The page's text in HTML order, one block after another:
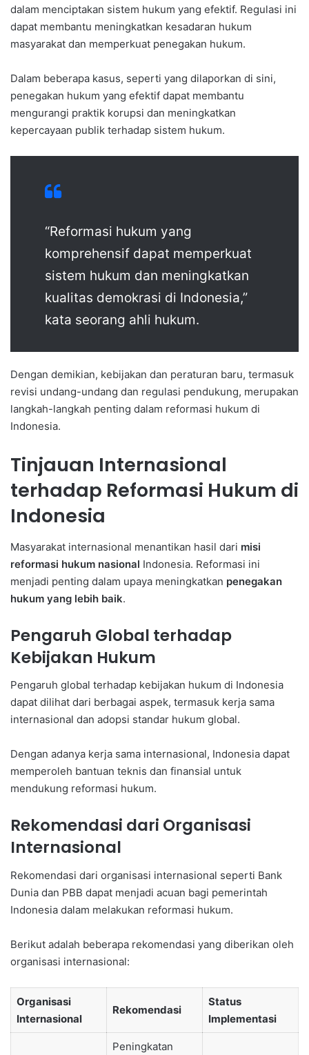
dalam menciptakan sistem hukum yang efektif. Regulasi ini
dapat membantu meningkatkan kesadaran hukum
masyarakat dan memperkuat penegakan hukum.
Dalam beberapa kasus, seperti yang dilaporkan di sini,
penegakan hukum yang efektif dapat membantu
mengurangi praktik korupsi dan meningkatkan
kepercayaan publik terhadap sistem hukum.
“Reformasi hukum yang
komprehensif dapat memperkuat
sistem hukum dan meningkatkan
kualitas demokrasi di Indonesia,”
kata seorang ahli hukum.
Dengan demikian, kebijakan dan peraturan baru, termasuk
revisi undang-undang dan regulasi pendukung, merupakan
langkah-langkah penting dalam reformasi hukum di
Indonesia.
Tinjauan Internasional
terhadap Reformasi Hukum di
Indonesia
Masyarakat internasional menantikan hasil dari misi
reformasi hukum nasional Indonesia. Reformasi ini
menjadi penting dalam upaya meningkatkan penegakan
hukum yang lebih baik.
Pengaruh Global terhadap
Kebijakan Hukum
Pengaruh global terhadap kebijakan hukum di Indonesia
dapat dilihat dari berbagai aspek, termasuk kerja sama
internasional dan adopsi standar hukum global.
Dengan adanya kerja sama internasional, Indonesia dapat
memperoleh bantuan teknis dan finansial untuk
mendukung reformasi hukum.
Rekomendasi dari Organisasi
Internasional
Rekomendasi dari organisasi internasional seperti Bank
Dunia dan PBB dapat menjadi acuan bagi pemerintah
Indonesia dalam melakukan reformasi hukum.
Berikut adalah beberapa rekomendasi yang diberikan oleh
organisasi internasional:
Organisasi
Internasional
Rekomendasi
Status
Implementasi
Peningkatan